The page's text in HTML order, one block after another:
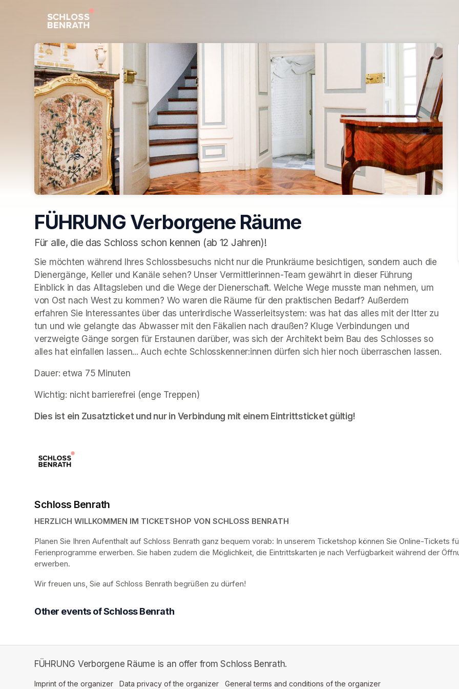
FÜHRUNG Verborgene Räume
Für alle, die das Schloss schon kennen (ab 12 Jahren)!
Sie möchten während Ihres Schlossbesuchs nicht nur die Prunkräume besichtigen, sondern auch die
Dienergänge, Keller und Kanäle sehen? Unser Vermittlerinnen-Team gewährt in dieser Führung
Einblick in das Alltagsleben und die Wege der Dienerschaft. Welche Wege musste man nehmen, um
von Ost nach West zu kommen? Wo waren die Räume für den praktischen Bedarf? Außerdem
erfahren Sie Interessantes über das unterirdische Wasserleitsystem: was hat das alles mit der Itter zu
tun und wie gelangte das Abwasser mit den Fäkalien nach draußen? Kluge Verbindungen und
verzweigte Gänge sorgen für Erstaunen darüber, was sich der Architekt beim Bau des Schlosses so
alles hat einfallen lassen... Auch echte Schlosskenner:innen dürfen sich hier noch überraschen lassen.
Dauer: etwa 75 Minuten
Wichtig: nicht barrierefrei (enge Treppen)
Dies ist ein Zusatzticket und nur in Verbindung mit einem Eintrittsticket gültig!
Schloss Benrath
HERZLICH WILLKOMMEN IM TICKETSHOP VON SCHLOSS BENRATH
Planen Sie Ihren Aufenthalt auf Schloss Benrath ganz bequem vorab: In unserem Ticketshop können Sie Online-Tickets
Ferienprogramme erwerben. Sie haben zudem die Möglichkeit, die Eintrittskarten je nach Verfügbarkeit während der
erwerben.
Wir freuen uns, Sie auf Schloss Benrath begrüßen zu dürfen!
Other events of Schloss Benrath
FÜHRUNG Verborgene Räume is an offer from Schloss Benrath.
Imprint of the organizer (opens in a new tab)
Data privacy of the organizer (opens in a new tab)
General terms and conditions of the organizer